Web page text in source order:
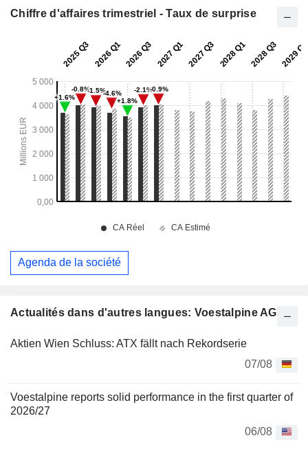
Actualités dans d'autres langues: Voestalpine AG
Aktien Wien Schluss: ATX fällt nach Rekordserie
07/08
Voestalpine reports solid performance in the first quarter of
2026/27
06/08
Chiffre d'affaires trimestriel - Taux de surprise
Agenda de la société